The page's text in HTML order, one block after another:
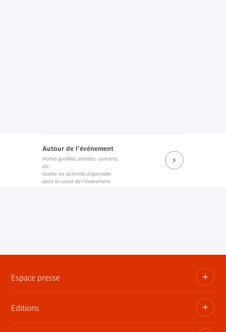
Autour de l'événement
Visites guidées, ateliers, concerts,
etc.
toutes les activités organisées
dans le cadre de l'événement
Espace presse
Dossiers, communiqués, bandes annonces
Editions